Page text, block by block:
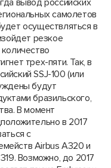
вывод российских
самолетов
осуществляться в
резкое
трех-пяти. Так, в
SSJ-100 (или
будут
бразильского,
В момент
в 2017
с
Airbus A320 и
Возможно, до 2017